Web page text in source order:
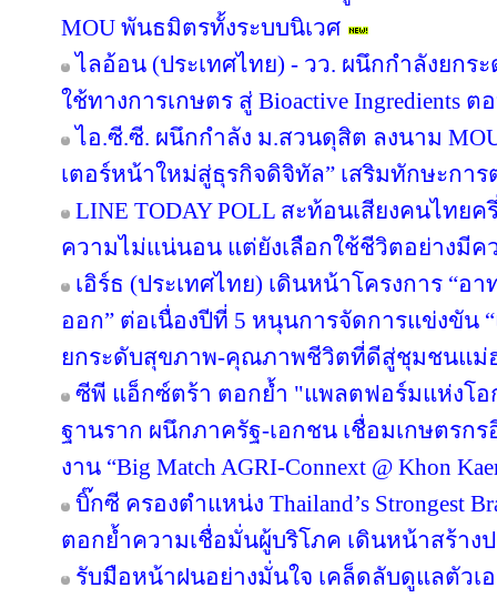
MOU พันธมิตรทั้งระบบนิเวศ
ไลอ้อน (ประเทศไทย) - วว. ผนึกกำลังยกร
ใช้ทางการเกษตร สู่ Bioactive Ingredients
ไอ.ซี.ซี. ผนึกกำลัง ม.สวนดุสิต ลงนาม
เตอร์หน้าใหม่สู่ธุรกิจดิจิทัล” เสริมทักษะกา
LINE TODAY POLL สะท้อนเสียงคนไทย
ความไม่แน่นอน แต่ยังเลือกใช้ชีวิตอย่างมีค
เอิร์ธ (ประเทศไทย) เดินหน้าโครงการ “อ
ออก” ต่อเนื่องปีที่ 5 หนุนการจัดการแข่งขัน
ยกระดับสุขภาพ-คุณภาพชีวิตที่ดีสู่ชุมชนแม่
ซีพี แอ็กซ์ตร้า ตอกย้ำ "แพลตฟอร์มแห่งโอ
ฐานราก ผนึกภาครัฐ-เอกชน เชื่อมเกษตรก
งาน “Big Match AGRI-Connext @ Khon
บิ๊กซี ครองตำแหน่ง Thailand’s Strongest
ตอกย้ำความเชื่อมั่นผู้บริโภค เดินหน้าสร้า
รับมือหน้าฝนอย่างมั่นใจ เคล็ดลับดูแลตัวเ